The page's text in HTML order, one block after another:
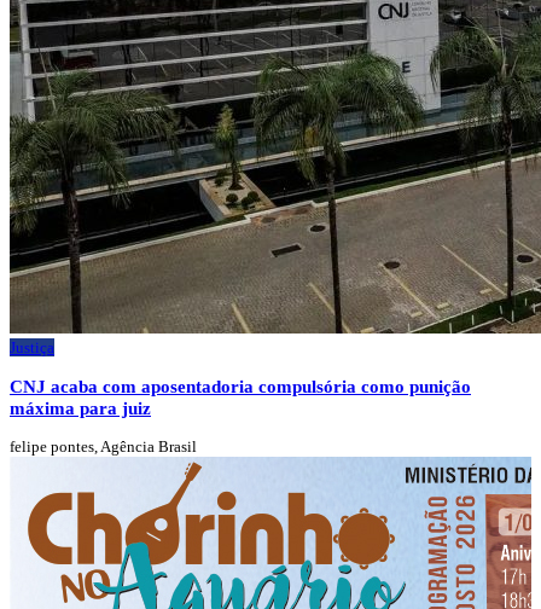
Justiça
CNJ acaba com aposentadoria compulsória como punição
máxima para juiz
felipe pontes, Agência Brasil